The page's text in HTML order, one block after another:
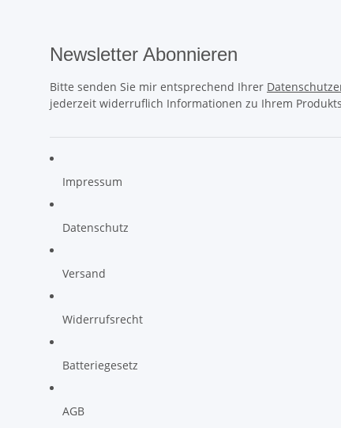
Newsletter Abonnieren
Bitte senden Sie mir entsprechend Ihrer
jederzeit widerruflich Informationen zu Ihrem
Impressum
Datenschutz
Versand
Widerrufsrecht
Batteriegesetz
AGB